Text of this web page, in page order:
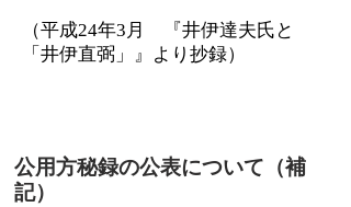
（平成24年3月 『井伊達夫氏と
「井伊直弼」』より抄録）
公用方秘録の公表について（補
記）